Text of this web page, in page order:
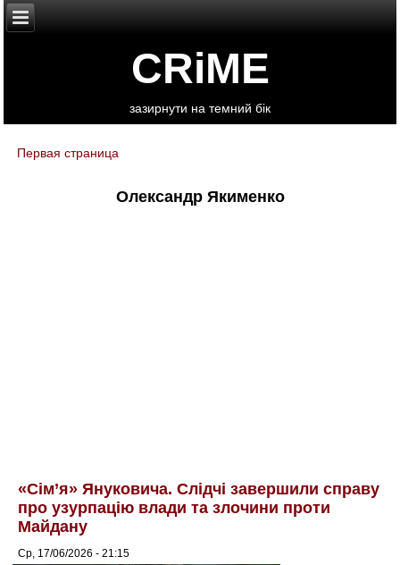
CRiME
зазирнути на темний бік
You are here
Первая страница
Олександр Якименко
«Сім’я» Януковича. Слідчі завершили справу
про узурпацію влади та злочини проти
Майдану
Ср, 17/06/2026 - 21:15